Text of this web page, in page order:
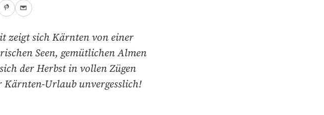
zeigt sich Kärnten von einer
Seen, gemütlichen Almen
der Herbst in vollen Zügen
Kärnten-Urlaub unvergesslich!